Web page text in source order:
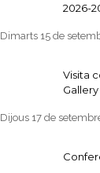
2026-
Dimarts 15 de
Visita
Dijous 17 de